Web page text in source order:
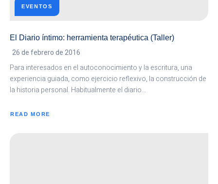
EVENTOS
El Diario íntimo: herramienta terapéutica (Taller)
26 de febrero de 2016
Para interesados en el autoconocimiento y la escritura, una
experiencia guiada, como ejercicio reflexivo, la construcción de
la historia personal. Habitualmente el diario…
READ MORE
ABOUT